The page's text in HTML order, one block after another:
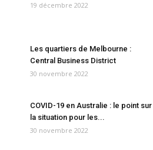
19 décembre 2022
Les quartiers de Melbourne :
Central Business District
30 novembre 2022
COVID-19 en Australie : le point sur
la situation pour les...
30 novembre 2022